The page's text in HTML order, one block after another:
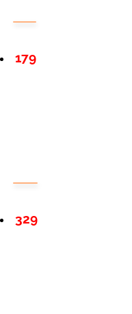
179
329